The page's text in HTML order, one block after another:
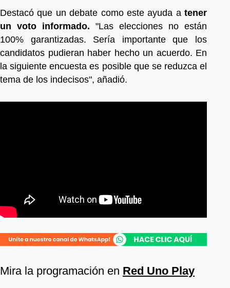
Destacó que un debate como este ayuda a tener
un voto informado. "Las elecciones no están
100% garantizadas. Sería importante que los
candidatos pudieran haber hecho un acuerdo. En
la siguiente encuesta es posible que se reduzca el
tema de los indecisos", añadió.
Mira la programación en Red Uno Play